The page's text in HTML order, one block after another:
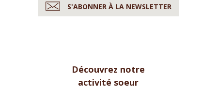
S'ABONNER À LA NEWSLETTER
Découvrez notre
activité soeur